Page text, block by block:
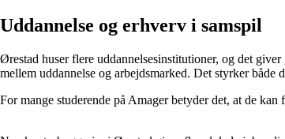
Uddannelse og erhverv i samspil
Ørestad huser flere uddannelsesinstitutioner, og det
mellem uddannelse og arbejdsmarked. Det styrker både
For mange studerende på Amager betyder det, at de